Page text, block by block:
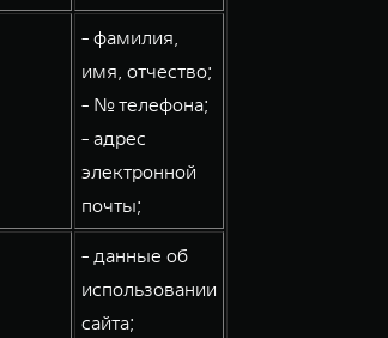
- фамилия,
имя, отчество;
- № телефона;
- адрес
электронной
почты;
- данные об
использовании
сайта;